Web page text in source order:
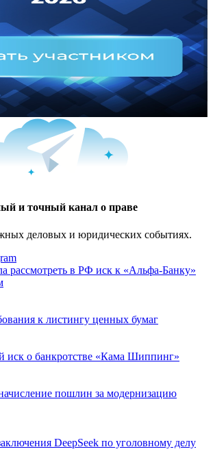
и точный канал о праве
деловых и юридических событиях.
рассмотреть в РФ иск к «Альфа-Банку»
к листингу ценных бумаг
о банкротстве «Кама Шиппинг»
пошлин за модернизацию
DeepSeek по уголовному делу